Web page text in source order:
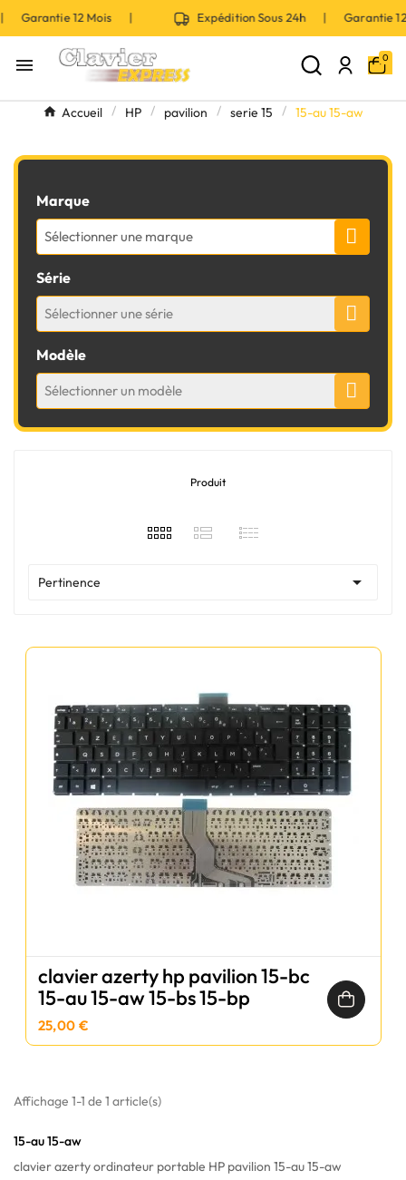
Garantie 12 Mois | Expédition Sous 24h | Garantie
 0
Accueil HP pavilion serie 15 15-au 15-aw
Marque
Sélectionner une marque
Série
Sélectionner une série
Modèle
Sélectionner un modèle
Produit
Pertinence 
clavier azerty hp pavilion 15-bc
15-au 15-aw 15-bs 15-bp
25,00 €
Affichage 1-1 de 1 article(s)
15-au 15-aw
clavier azerty ordinateur portable HP pavilion 15-au 15-aw